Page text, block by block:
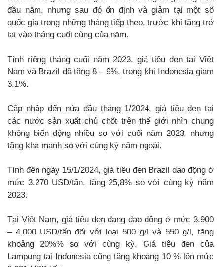
đầu năm, nhưng sau đó ổn định và giảm tại một số
quốc gia trong những tháng tiếp theo, trước khi tăng trở
lại vào tháng cuối cùng của năm.
Tính riêng tháng cuối năm 2023, giá tiêu đen tại Việt
Nam và Brazil đã tăng 8 – 9%, trong khi Indonesia giảm
3,1%.
Cập nhập đến nửa đầu tháng 1/2024, giá tiêu đen tại
các nước sản xuất chủ chốt trên thế giới nhìn chung
không biến động nhiều so với cuối năm 2023, nhưng
tăng khá mạnh so với cùng kỳ năm ngoái.
Tính đến ngày 15/1/2024, giá tiêu đen Brazil dao động ở
mức 3.270 USD/tấn, tăng 25,8% so với cùng kỳ năm
2023.
Tại Việt Nam, giá tiêu đen đang dao động ở mức 3.900
– 4.000 USD/tấn đối với loại 500 g/l và 550 g/l, tăng
khoảng 20%% so với cùng kỳ. Giá tiêu đen của
Lampung tại Indonesia cũng tăng khoảng 10 % lên mức